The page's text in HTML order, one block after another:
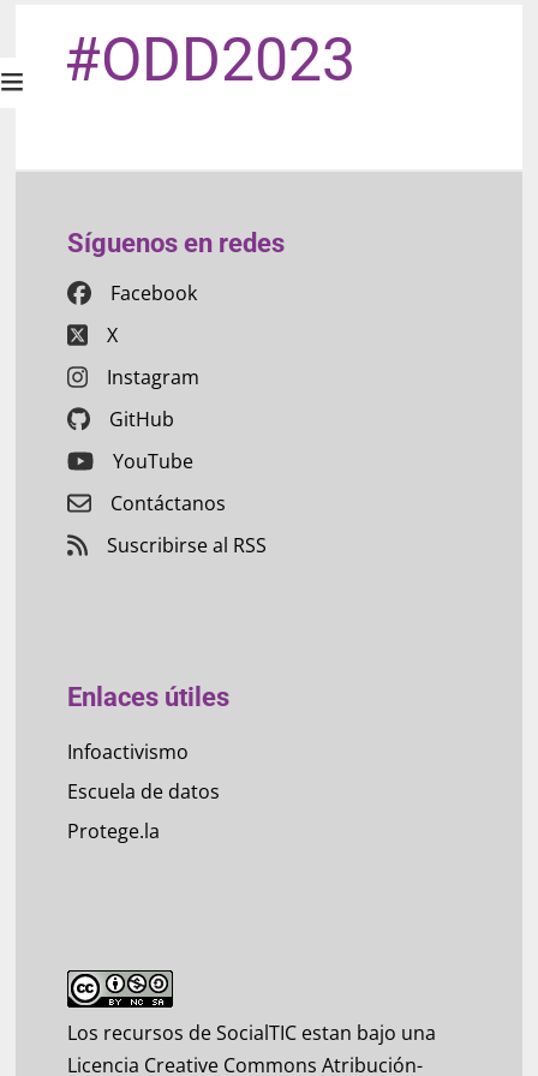
#ODD2023
Síguenos en redes
Facebook
X
Instagram
GitHub
YouTube
Contáctanos
Suscribirse al RSS
Enlaces útiles
Infoactivismo
Escuela de datos
Protege.la
Los recursos de SocialTIC estan bajo una
Licencia Creative Commons Atribución-